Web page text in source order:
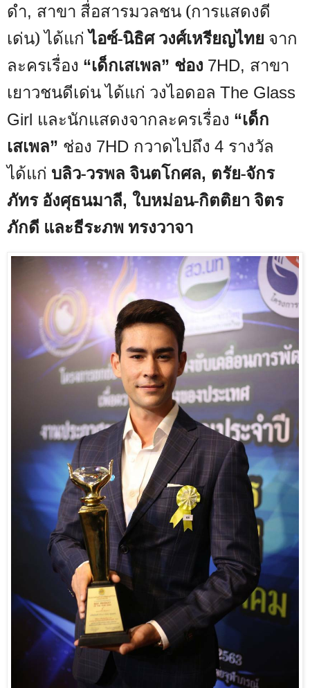
ดำ, สาขา สื่อสารมวลชน (การแสดงดี
เด่น) ได้แก่ไอซ์-นิธิศ วงศ์เหรียญไทย จาก
ละครเรื่อง “เด็กเสเพล” ช่อง 7HD, สาขา
เยาวชนดีเด่น ได้แก่ วงไอดอล The Glass
Girl และนักแสดงจากละครเรื่อง “เด็ก
เสเพล” ช่อง 7HD กวาดไปถึง 4 รางวัล
ได้แก่ บลิว-วรพล จินตโกศล, ตรัย-จักร
ภัทร อังศุธนมาลี, ใบหม่อน-กิตติยา จิตร
ภักดี และธีระภพ ทรงวาจา